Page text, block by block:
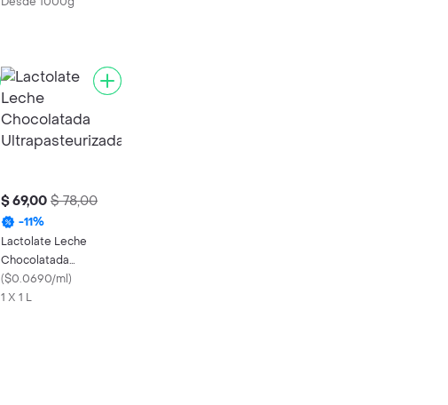
$ 69,00 $ 78,00
-11%
Lactolate Leche
Chocolatada
Ultrapasteurizada
($0.0690/ml)
1 X 1 L